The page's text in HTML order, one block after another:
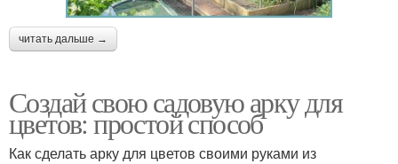
читать дальше →
Создай свою садовую арку для
цветов: простой способ
Как сделать арку для цветов своими руками из